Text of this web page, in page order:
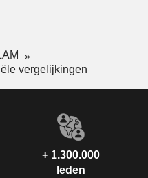
vergelijkingen
+ 1.300.000
leden